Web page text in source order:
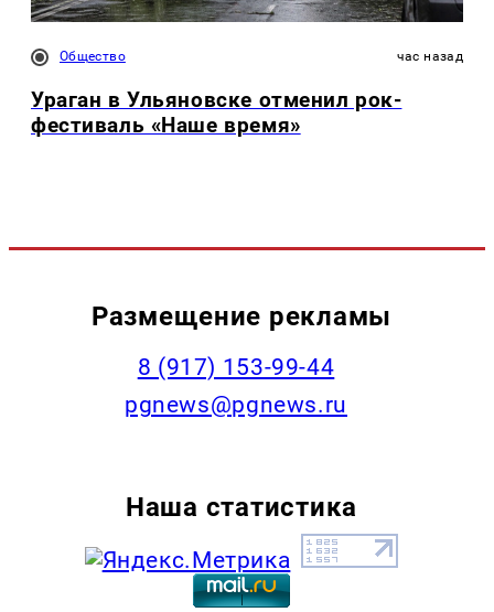
Общество час назад
Ураган в Ульяновске отменил рок-
фестиваль «Наше время»
Размещение рекламы
‭8 (917) 153-99-44
pgnews@pgnews.ru
Наша статистика